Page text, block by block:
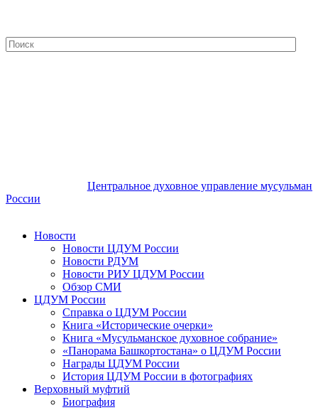
Центральное духовное управление мусульман
России
Новости
Новости ЦДУМ России
Новости РДУМ
Новости РИУ ЦДУМ России
Обзор СМИ
ЦДУМ России
Справка о ЦДУМ России
Книга «Исторические очерки»
Книга «Мусульманское духовное собрание»
«Панорама Башкортостана» о ЦДУМ России
Награды ЦДУМ России
История ЦДУМ России в фотографиях
Верховный муфтий
Биография